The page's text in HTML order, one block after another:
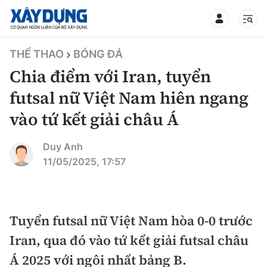
TIN BỘ XÂY DỰNG
CHUYÊN MỤC
Mới nhất
Chính trị
Xã hội
Xây dựng
Chỉ đạo điều hành
Giao thông
THỂ THAO BÓNG ĐÁ
Chia điểm với Iran, tuyển
futsal nữ Việt Nam hiên ngang
vào tứ kết giải châu Á
Duy Anh
11/05/2025, 17:57
Tuyển futsal nữ Việt Nam hòa 0-0 trước
Iran, qua đó vào tứ kết giải futsal châu
Á 2025 với ngôi nhất bảng B.